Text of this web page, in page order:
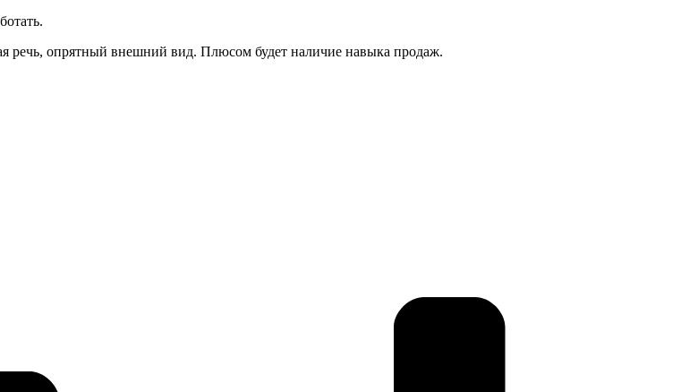
речь, опрятный внешний вид. Плюсом будет наличие навыка продаж.